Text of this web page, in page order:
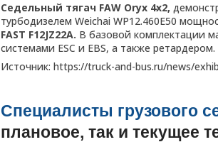
Седельный тягач FAW Oryx 4х2,
турбодизелем Weichai WP12.460E50
FAST F12JZ22A. В базовой комплектации
системами ESC и EBS, а также ретардером.
Источник: https://truck-and-bus.ru/news/
Специалисты грузового
плановое, так и текущее